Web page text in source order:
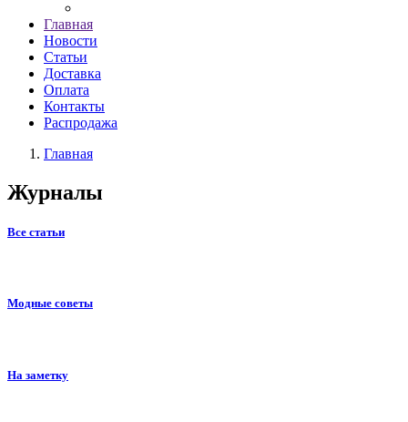
Главная
Новости
Статьи
Доставка
Оплата
Контакты
Распродажа
Главная
Журналы
Все статьи
Модные советы
На заметку